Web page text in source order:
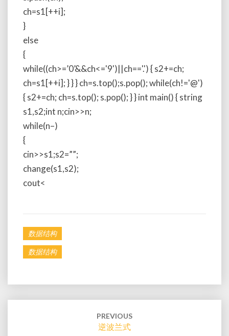
ch=s1[++i];
}
else
{
while((ch>=’0’&&ch<='9')||ch=='.') { s2+=ch;
ch=s1[++i]; } } } ch=s.top();s.pop(); while(ch!='@')
{ s2+=ch; ch=s.top(); s.pop(); } } int main() { string
s1,s2;int n;cin>>n;
while(n–)
{
cin>>s1;s2=””;
change(s1,s2);
cout<
数据结构
数据结构
PREVIOUS
逆波兰式